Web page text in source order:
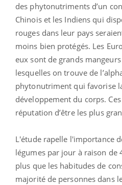
des phytonutriments d’un
Chinois et les Indiens qui
rouges dans leur pays
moins bien protégés. Les
eux sont de grands
lesquelles on trouve de
phytonutriment qui favorise
développement du corps.
réputation d’être les plus
L'étude rapelle l'importance
légumes par jour à raison de
plus que les habitudes de
majorité de personnes dans